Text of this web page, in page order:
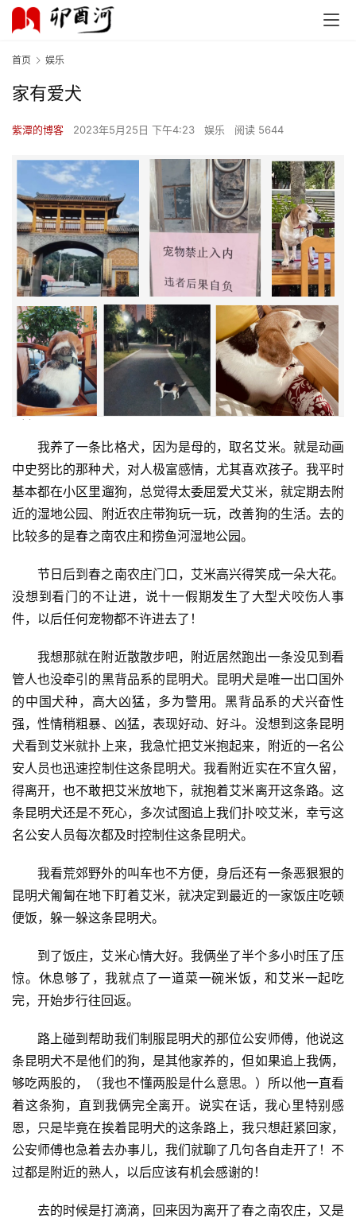
首页 娱乐
家有爱犬
紫潭的博客 2023年5月25日 下午4:23 娱乐 阅读 5644
我养了一条比格犬，因为是母的，取名艾米。就是动画
中史努比的那种犬，对人极富感情，尤其喜欢孩子。我平时
基本都在小区里遛狗，总觉得太委屈爱犬艾米，就定期去附
近的湿地公园、附近农庄带狗玩一玩，改善狗的生活。去的
比较多的是春之南农庄和捞鱼河湿地公园。
节日后到春之南农庄门口，艾米高兴得笑成一朵大花。
没想到看门的不让进，说十一假期发生了大型犬咬伤人事
件，以后任何宠物都不许进去了！
我想那就在附近散散步吧，附近居然跑出一条没见到看
管人也没牵引的黑背品系的昆明犬。昆明犬是唯一出口国外
的中国犬种，高大凶猛，多为警用。黑背品系的犬兴奋性
强，性情稍粗暴、凶猛，表现好动、好斗。没想到这条昆明
犬看到艾米就扑上来，我急忙把艾米抱起来，附近的一名公
安人员也迅速控制住这条昆明犬。我看附近实在不宜久留，
得离开，也不敢把艾米放地下，就抱着艾米离开这条路。这
条昆明犬还是不死心，多次试图追上我们扑咬艾米，幸亏这
名公安人员每次都及时控制住这条昆明犬。
我看荒郊野外的叫车也不方便，身后还有一条恶狠狠的
昆明犬匍匐在地下盯着艾米，就决定到最近的一家饭庄吃顿
便饭，躲一躲这条昆明犬。
到了饭庄，艾米心情大好。我俩坐了半个多小时压了压
惊。休息够了，我就点了一道菜一碗米饭，和艾米一起吃
完，开始步行往回返。
路上碰到帮助我们制服昆明犬的那位公安师傅，他说这
条昆明犬不是他们的狗，是其他家养的，但如果追上我俩，
够吃两股的，（我也不懂两股是什么意思。）所以他一直看
着这条狗，直到我俩完全离开。说实在话，我心里特别感
恩，只是毕竟在挨着昆明犬的这条路上，我只想赶紧回家，
公安师傅也急着去办事儿，我们就聊了几句各自走开了！不
过都是附近的熟人，以后应该有机会感谢的！
去的时候是打滴滴，回来因为离开了春之南农庄，又是